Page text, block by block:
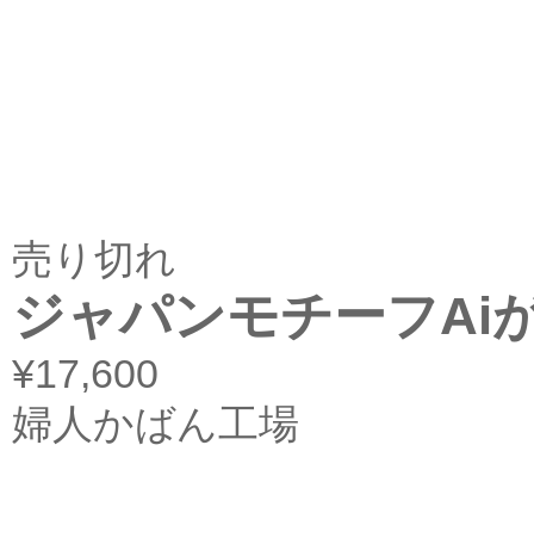
売り切れ
ジャパンモチーフAi
¥17,600
婦人かばん工場